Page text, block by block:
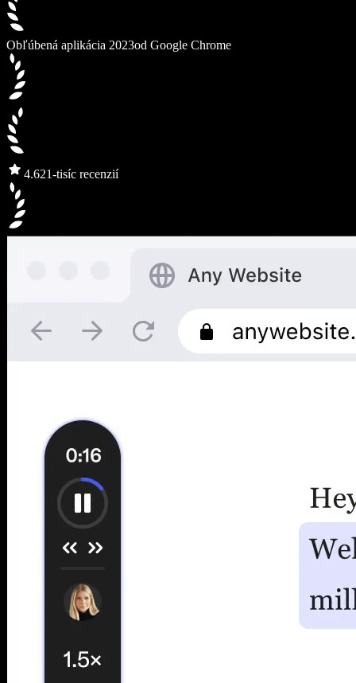
Obľúbená aplikácia 2023od Google Chrome
4.621-tisíc recenzií